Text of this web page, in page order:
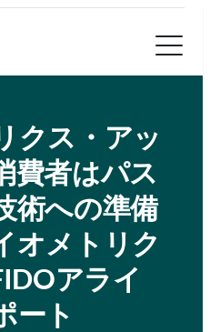
クス・アッ
費者はパス
術への準備
オメトリク
アライ
ート